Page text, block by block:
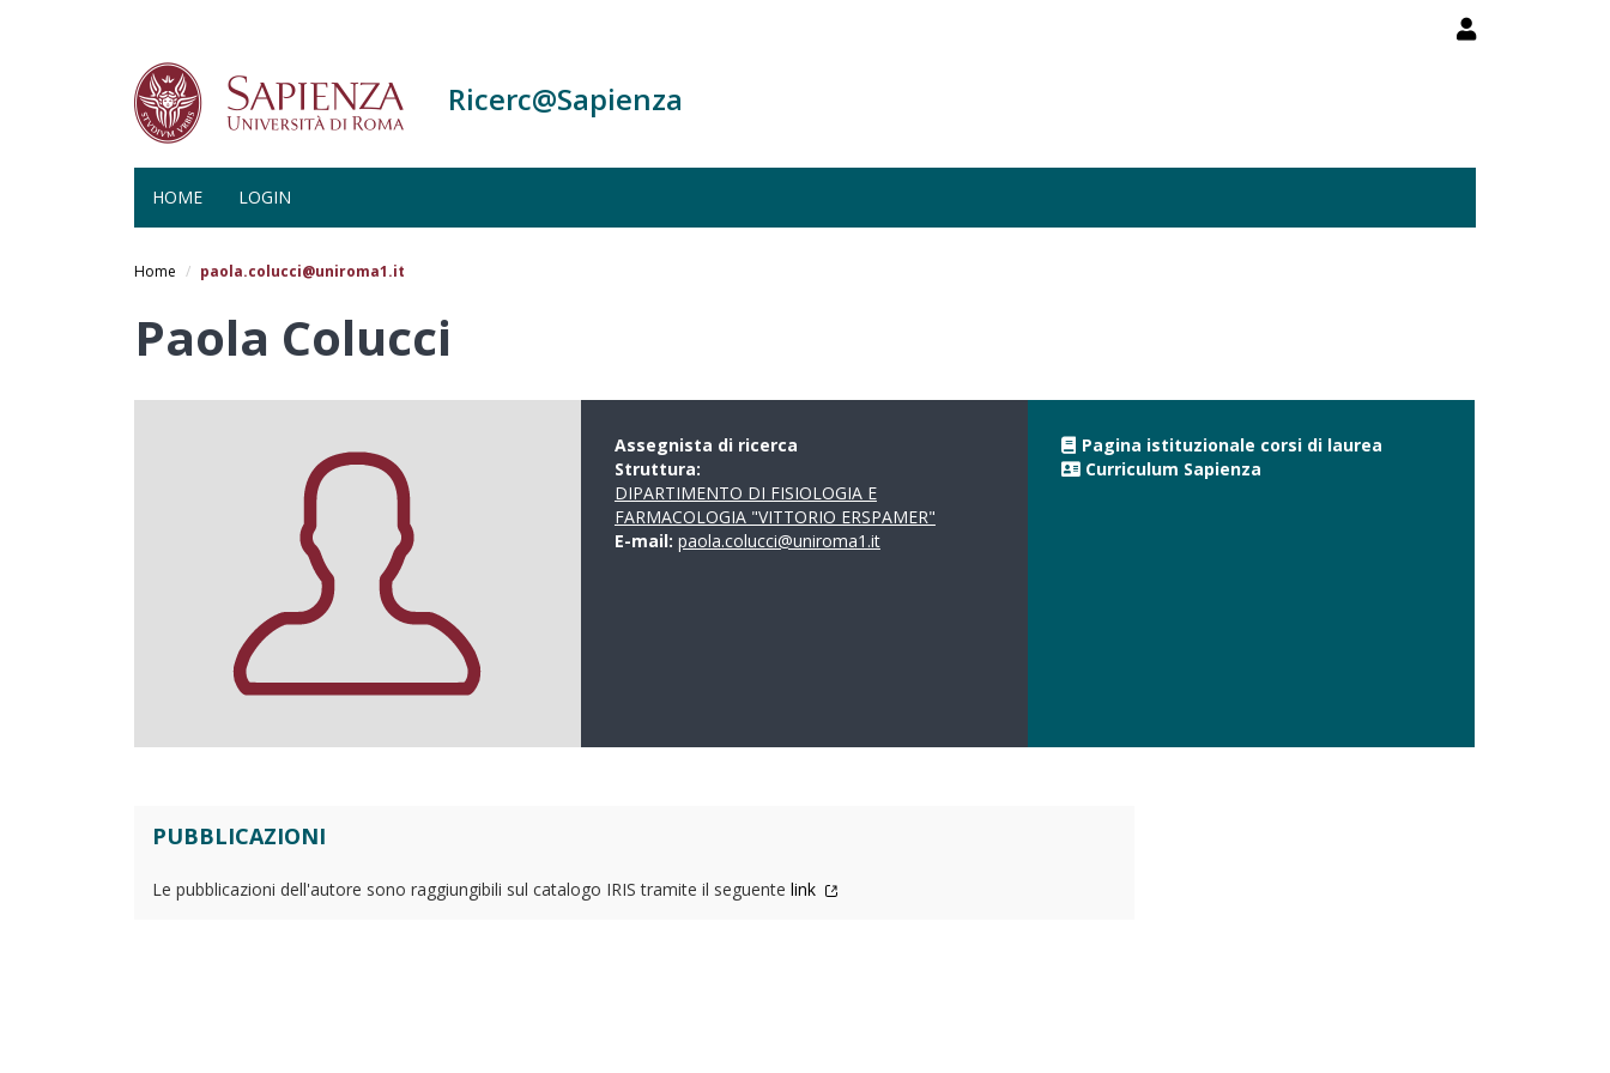
Ricerc@Sapienza
HOME LOGIN
Home paola.colucci@uniroma1.it
Paola Colucci
Assegnista di ricerca
Struttura:
DIPARTIMENTO DI FISIOLOGIA E
FARMACOLOGIA "VITTORIO ERSPAMER"
E-mail: paola.colucci@uniroma1.it
Pagina istituzionale corsi di laurea
Curriculum Sapienza
PUBBLICAZIONI
Le pubblicazioni dell'autore sono raggiungibili sul catalogo IRIS tramite il seguente link